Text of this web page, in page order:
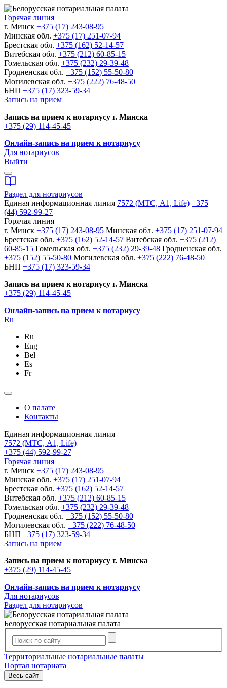
Горячая линия
г. Минск +375 (17) 243-08-95
Минская обл. +375 (17) 251-07-94
Брестская обл. +375 (162) 52-14-57
Витебская обл. +375 (212) 60-85-15
Гомельская обл. +375 (232) 29-39-48
Гродненская обл. +375 (152) 55-50-80
Могилевская обл. +375 (222) 76-48-50
БНП +375 (17) 323-59-34
Запись на прием
Запись на прием к нотариусу г. Минска
+375 (29) 114-45-45
Онлайн-запись на прием к нотариусу
Для нотариусов
Выйти
Раздел для нотариусов
Единая информационная линия 7572 (МТС, A1, Life) +375
(44) 592-99-27
Горячая линия
г. Минск +375 (17) 243-08-95 Минская обл. +375 (17) 251-07-94
Брестская обл. +375 (162) 52-14-57 Витебская обл. +375 (212)
60-85-15 Гомельская обл. +375 (232) 29-39-48 Гродненская обл.
+375 (152) 55-50-80 Могилевская обл. +375 (222) 76-48-50
БНП +375 (17) 323-59-34
Запись на прием к нотариусу г. Минска
+375 (29) 114-45-45
Онлайн-запись на прием к нотариусу
Ru
Ru
Eng
Bel
Es
Fr
О палате
Контакты
Единая информационная линия
7572 (МТС, A1, Life)
+375 (44) 592-99-27
Горячая линия
г. Минск +375 (17) 243-08-95
Минская обл. +375 (17) 251-07-94
Брестская обл. +375 (162) 52-14-57
Витебская обл. +375 (212) 60-85-15
Гомельская обл. +375 (232) 29-39-48
Гродненская обл. +375 (152) 55-50-80
Могилевская обл. +375 (222) 76-48-50
БНП +375 (17) 323-59-34
Запись на прием
Запись на прием к нотариусу г. Минска
+375 (29) 114-45-45
Онлайн-запись на прием к нотариусу
Для нотариусов
Раздел для нотариусов
Белорусская нотариальная палата
Территориальные нотариальные палаты
Портал нотариата
Весь сайт